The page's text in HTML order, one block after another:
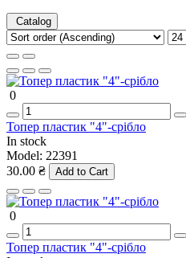
Catalog
0
Топер пластик "4"-срібло
In stock
Model: 22391
30.00 ₴
Add to Cart
0
Топер пластик "4"-срібло